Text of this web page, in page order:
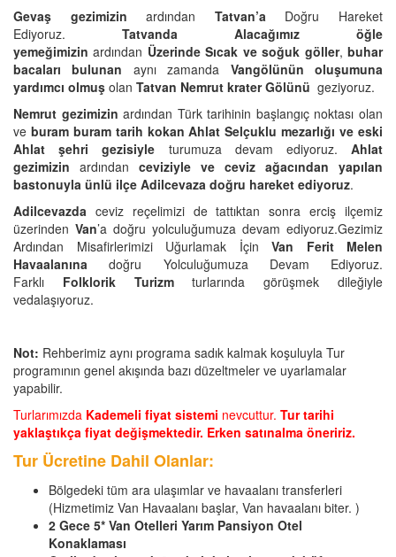
Gevaş gezimizin ardından Tatvan’aDoğru Hareket
Ediyoruz. Tatvanda Alacağımız öğle
yemeğimizin ardından Üzerinde Sıcak ve soğuk göller,buhar
bacaları bulunan aynı zamanda Vangölünün oluşumuna
yardımcı olmuş olan Tatvan Nemrut krater Gölünü geziyoruz.
Nemrut gezimizinardından Türk tarihinin başlangıç noktası olan
ve buram buram tarih kokan Ahlat Selçuklu mezarlığı ve eski
Ahlat şehri gezisiyle turumuza devam ediyoruz.Ahlat
gezimizin ardından ceviziyle ve ceviz ağacından yapılan
bastonuyla ünlü ilçe Adilcevaza doğru hareket ediyoruz.
Adilcevazda ceviz reçelimizi de tattıktan sonra erciş ilçemiz
üzerinden Van’a doğru yolculuğumuza devam ediyoruz.Gezimiz
Ardından Misafirlerimizi Uğurlamak İçin Van Ferit Melen
Havaalanınadoğru Yolculuğumuza Devam Ediyoruz.
Farklı Folklorik Turizmturlarında görüşmek dileğiyle
vedalaşıyoruz.
Not: Rehberimiz aynı programa sadık kalmak koşuluyla Tur
programının genel akışında bazı düzeltmeler ve uyarlamalar
yapabilir.
Turlarımızda Kademeli fiyat sistemi nevcuttur. Tur tarihi
yaklaştıkça fiyat değişmektedir. Erken satınalma öneririz.
Tur Ücretine Dahil Olanlar:
Bölgedeki tüm ara ulaşımlar ve havaalanı transferleri
(Hizmetimiz Van Havaalanı başlar, Van havaalanı biter. )
2 Gece 5* Van Otelleri Yarım Pansiyon Otel
Konaklaması